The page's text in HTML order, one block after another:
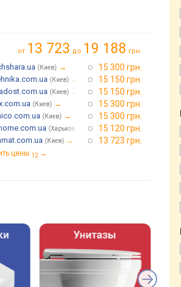
от 13 723 до 19 188 грн.
(Киев) → 15 300 грн.
(Киев) → 15 150 грн.
(Киев) → 15 150 грн.
(Киев) → 15 300 грн.
(Киев) → 15 300 грн.
(Харьков) 15 120 грн.
(Киев) → 13 723 грн.
цены 12 →